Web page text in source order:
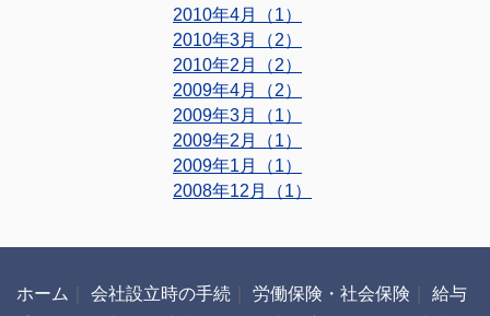
2010年4月（1）
2010年3月（2）
2010年2月（2）
2009年4月（2）
2009年3月（1）
2009年2月（1）
2009年1月（1）
2008年12月（1）
ホーム 会社設立時の手続 労働保険・社会保険
給与